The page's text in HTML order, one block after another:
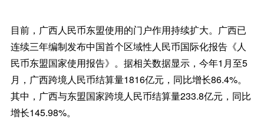
目前，广西人民币东盟使用的门户作用持续扩大。广西已
连续三年编制发布中国首个区域性人民币国际化报告《人
民币东盟国家使用报告》。据相关数据显示，今年1月至5
月，广西跨境人民币结算量1816亿元，同比增长86.4%。
其中，广西与东盟国家跨境人民币结算量233.8亿元，同比
增长145.98%。